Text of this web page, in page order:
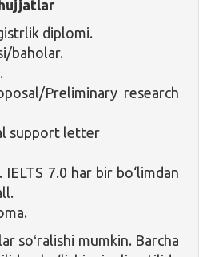
diplomi.
baholar.
Preliminary research
support letter
7.0 har bir bo‘limdan
soʻralishi mumkin. Barcha